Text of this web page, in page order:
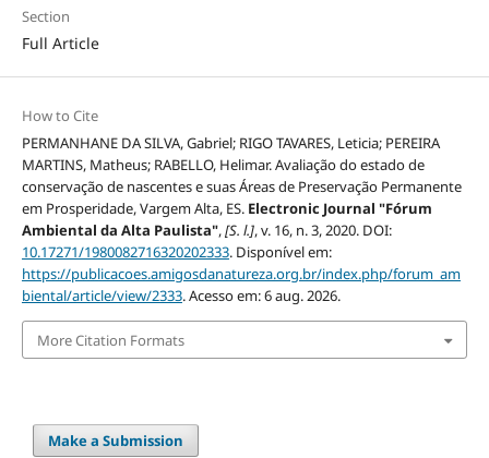
Section
Full Article
How to Cite
PERMANHANE DA SILVA, Gabriel; RIGO TAVARES, Leticia; PEREIRA
MARTINS, Matheus; RABELLO, Helimar. Avaliação do estado de
conservação de nascentes e suas Áreas de Preservação Permanente
em Prosperidade, Vargem Alta, ES. Electronic Journal "Fórum
Ambiental da Alta Paulista",[S. l.], v. 16, n. 3, 2020. DOI:
10.17271/1980082716320202333. Disponível em:
https://publicacoes.amigosdanatureza.org.br/index.php/forum_am
biental/article/view/2333. Acesso em: 6 aug. 2026.
More Citation Formats
Make a Submission